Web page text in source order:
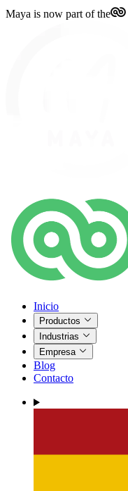
Maya is now part of the
Inicio
Productos
Industrias
Empresa
Blog
Contacto